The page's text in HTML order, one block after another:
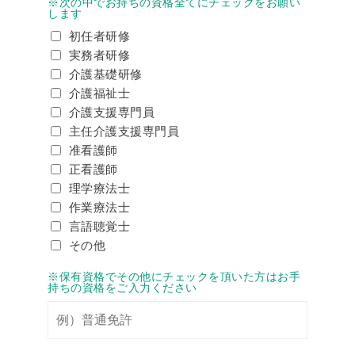
します
初任者研修
実務者研修
介護基礎研修
介護福祉士
介護支援専門員
主任介護支援専門員
准看護師
正看護師
理学療法士
作業療法士
言語聴覚士
その他
※保有資格でその他にチェックを頂いた方はお手
持ちの資格をご入力ください